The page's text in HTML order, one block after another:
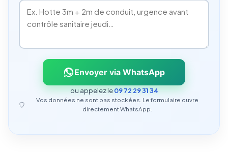
Envoyer via WhatsApp
ou appelez le09 72 29 31 34
Vos données ne sont pas stockées. Le formulaire ouvre
directement WhatsApp.